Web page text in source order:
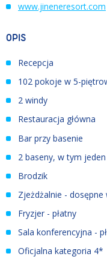
www.jineneresort.com
OPIS
Recepcja
102 pokoje w 5-
2 windy
Restauracja główna
Bar przy basenie
2 baseny, w tym
Brodzik
Zjeżdżalnie -
Fryzjer - płatny
Sala konferencyjna -
Oficjalna kategoria 4*